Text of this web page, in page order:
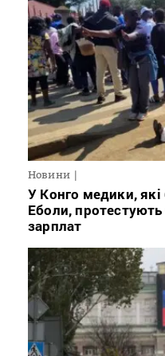
Новини
У Конго медики,
Еболи,
зарплат